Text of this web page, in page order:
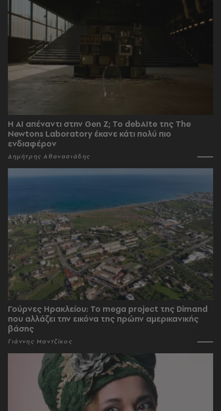
Η AI απέναντι στην Gen Z; Το debAIte της The
Newtons Laboratory έκανε κάτι πολύ πιο
ενδιαφέρον
Δημήτρης Αθανασιάδης
Γούρνες Ηρακλείου: To mega project της Dimand
που αλλάζει την εικόνα της πρώην αμερικανικής
βάσης
Γιάννης Μαντζίκος